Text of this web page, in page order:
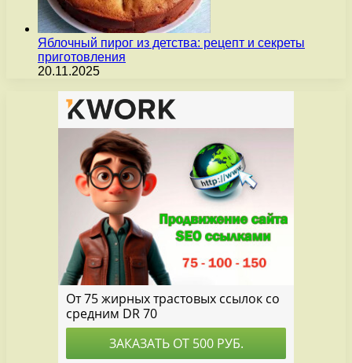
Яблочный пирог из детства: рецепт и секреты
приготовления
20.11.2025